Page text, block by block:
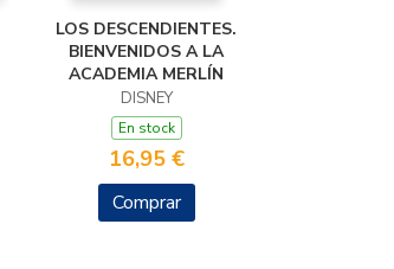
LOS DESCENDIENTES.
BIENVENIDOS A LA
ACADEMIA MERLÍN
DISNEY
En stock
16,95 €
Comprar